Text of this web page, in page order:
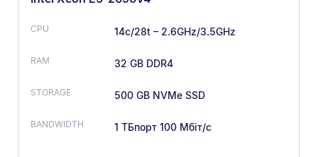
14c/28t – 2.6GHz/3.5GHz
32 GB DDR4
500 GB NVMe SSD
1 ТБпорт 100 Мбіт/с